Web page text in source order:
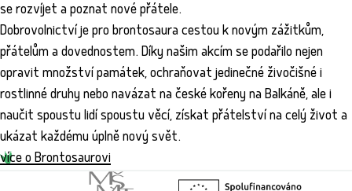
se rozvíjet a poznat nové přátele.
Dobrovolnictví je pro brontosaura cestou k novým zážitkům,
přátelům a dovednostem. Díky našim akcím se podařilo nejen
opravit množství památek, ochraňovat jedinečné živočišné i
rostlinné druhy nebo navázat na české kořeny na Balkáně, ale i
naučit spoustu lidí spoustu věcí, získat přátelství na celý život a
ukázat každému úplně nový svět.
více o Brontosaurovi